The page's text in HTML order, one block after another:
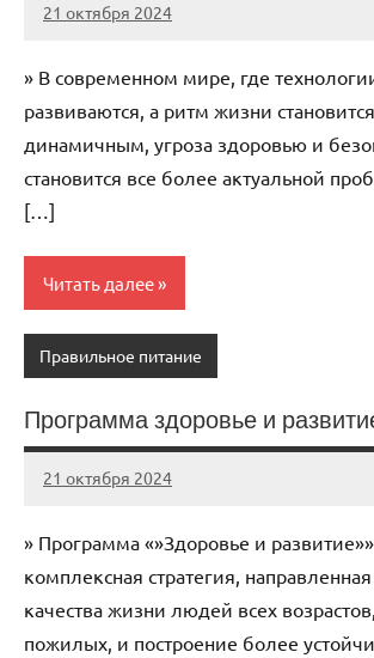
21 октября 2024
immo_navi_ru
Нет
» В современном мире, где
развиваются, а ритм жизни
динамичным, угроза здоровью и
становится все более актуальной
[…]
Читать далее
Правильное питание
Программа здоровье и
21 октября 2024
immo_navi_ru
Нет
» Программа «»Здоровье и
комплексная стратегия,
качества жизни людей всех
пожилых, и построение более